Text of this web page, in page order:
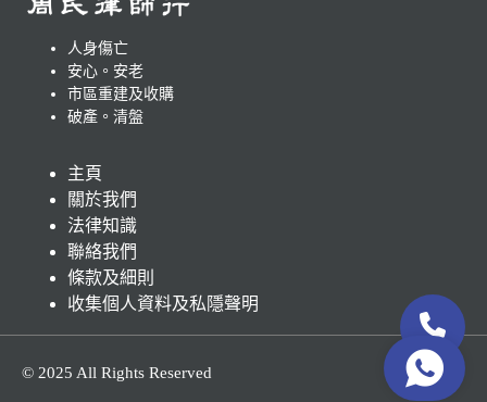
人身傷亡
安心。安老
市區重建及收購
破產。清盤
主頁
關於我們
法律知識
聯絡我們
條款及細則
收集個人資料及私隱聲明
© 2025 All Rights Reserved